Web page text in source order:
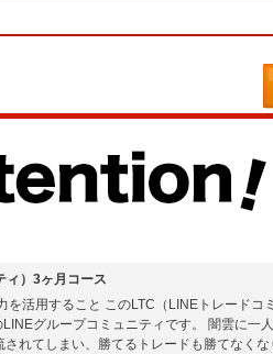
ィ）3ヶ月コース
を活用すること このLTC（LINEトレードコ
グループコミュニティです。 闇雲に一
れてしまい、勝てるトレードも勝てなく